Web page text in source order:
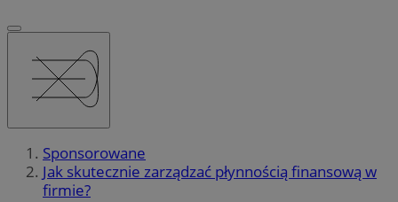
Sponsorowane
Jak skutecznie zarządzać płynnością finansową w
firmie?